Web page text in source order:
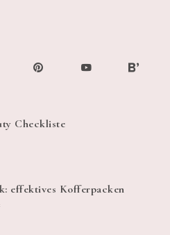
Checkliste
effektives Kofferpacken